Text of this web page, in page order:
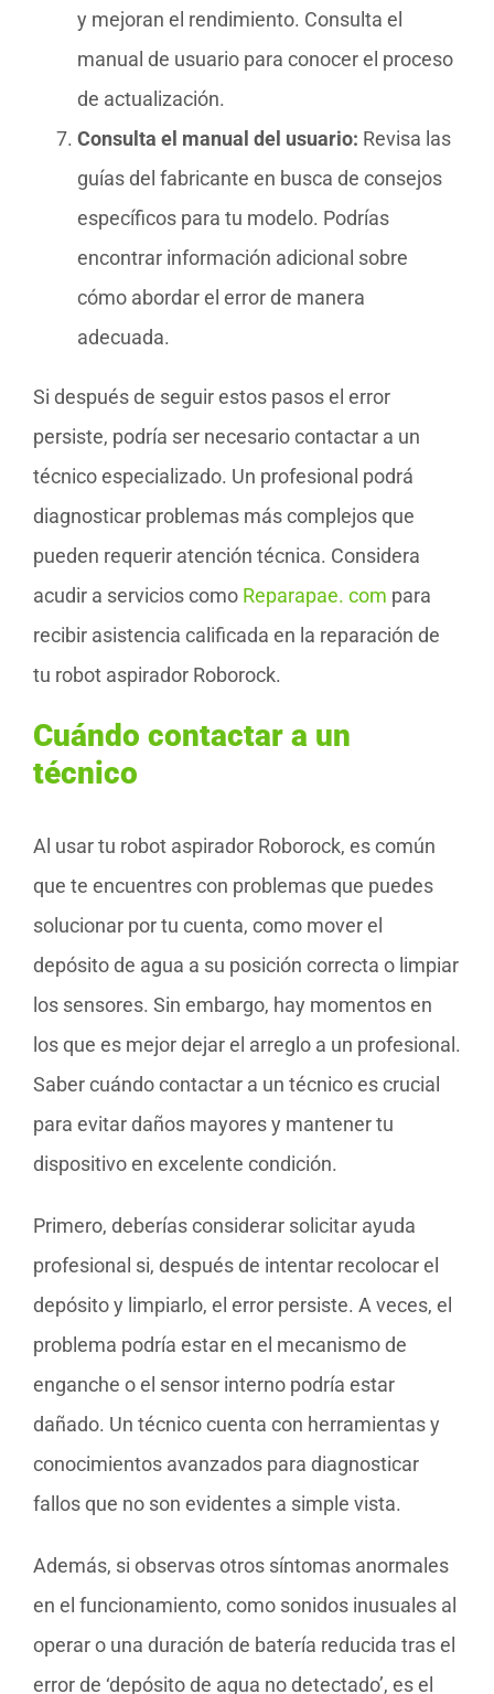
y mejoran el rendimiento. Consulta el
manual de usuario para conocer el proceso
de actualización.
Consulta el manual del usuario: Revisa las
guías del fabricante en busca de consejos
específicos para tu modelo. Podrías
encontrar información adicional sobre
cómo abordar el error de manera
adecuada.
Si después de seguir estos pasos el error
persiste, podría ser necesario contactar a un
técnico especializado. Un profesional podrá
diagnosticar problemas más complejos que
pueden requerir atención técnica. Considera
acudir a servicios como Reparapae. com para
recibir asistencia calificada en la reparación de
tu robot aspirador Roborock.
Cuándo contactar a un
técnico
Al usar tu robot aspirador Roborock, es común
que te encuentres con problemas que puedes
solucionar por tu cuenta, como mover el
depósito de agua a su posición correcta o limpiar
los sensores. Sin embargo, hay momentos en
los que es mejor dejar el arreglo a un profesional.
Saber cuándo contactar a un técnico es crucial
para evitar daños mayores y mantener tu
dispositivo en excelente condición.
Primero, deberías considerar solicitar ayuda
profesional si, después de intentar recolocar el
depósito y limpiarlo, el error persiste. A veces, el
problema podría estar en el mecanismo de
enganche o el sensor interno podría estar
dañado. Un técnico cuenta con herramientas y
conocimientos avanzados para diagnosticar
fallos que no son evidentes a simple vista.
Además, si observas otros síntomas anormales
en el funcionamiento, como sonidos inusuales al
operar o una duración de batería reducida tras el
error de ‘depósito de agua no detectado’, es el